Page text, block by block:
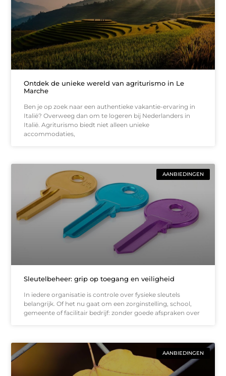
Ontdek de unieke wereld van agriturismo in Le
Marche
Ben je op zoek naar een authentieke vakantie-ervaring in
Italië? Overweeg dan om te logeren bij Nederlanders in
Italië. Agriturismo biedt niet alleen unieke
accommodaties,
AANBIEDINGEN
Sleutelbeheer: grip op toegang en veiligheid
In iedere organisatie is controle over fysieke sleutels
belangrijk. Of het nu gaat om een zorginstelling, school,
gemeente of facilitair bedrijf: zonder goede afspraken over
AANBIEDINGEN